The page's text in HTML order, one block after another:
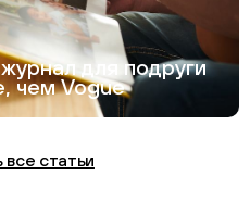
для подруги
чем Vogue
статьи